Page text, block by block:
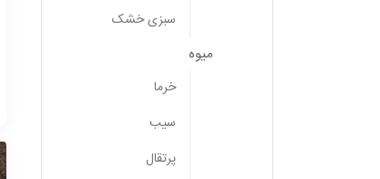
سبزی خشک
میوه
خرما
سیب
پرتقال